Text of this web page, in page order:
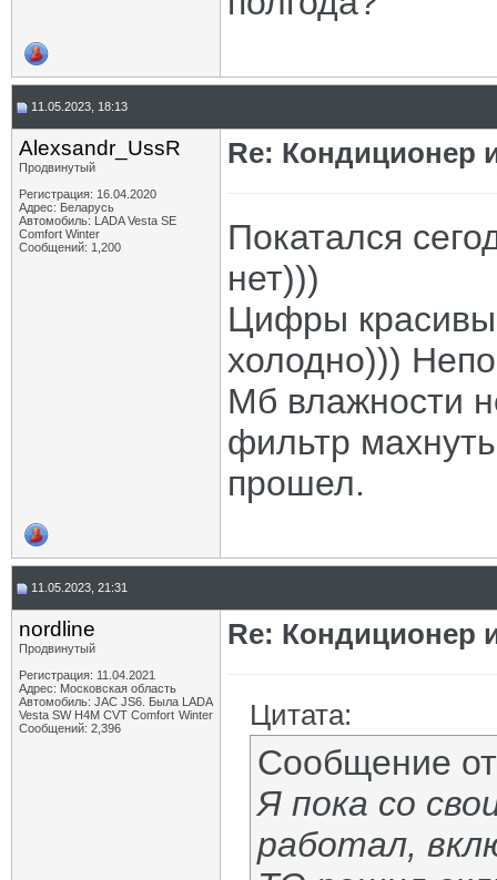
11.05.2023, 18:13
Alexsandr_UssR
Продвинутый
Регистрация: 16.04.2020
Адрес: Беларусь
Автомобиль: LADA Vesta SE
Comfort Winter
Сообщений: 1,200
Re: Кондиционер
Покатался
нет)))
Цифры
холодно)))
Мб влажности
фильтр
прошел.
11.05.2023, 21:31
nordline
Продвинутый
Регистрация: 11.04.2021
Адрес: Московская область
Автомобиль: JAC JS6. Была LADA
Vesta SW H4M CVT Comfort Winter
Сообщений: 2,396
Re: Кондиционер
Цитата:
Сообщение
Я пока со
работал,